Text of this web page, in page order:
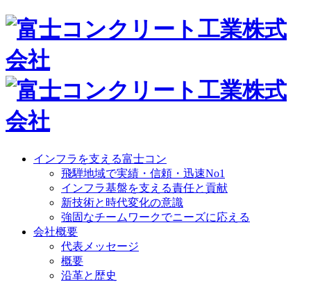
インフラを支える富士コン
飛騨地域で実績・信頼・迅速No1
インフラ基盤を支える責任と貢献
新技術と時代変化の意識
強固なチームワークでニーズに応える
会社概要
代表メッセージ
概要
沿革と歴史